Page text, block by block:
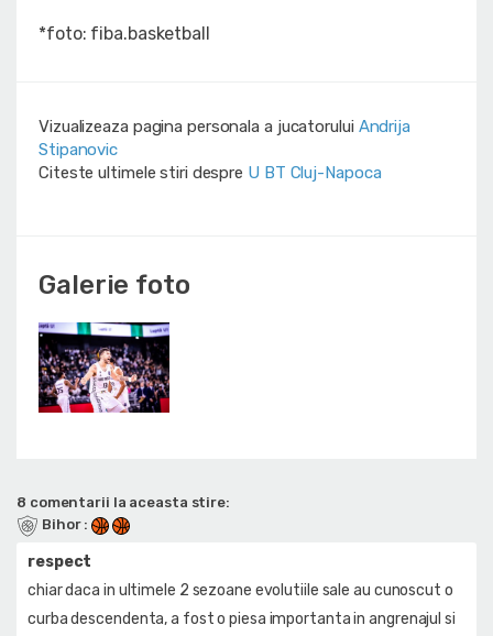
*foto: fiba.basketball
Vizualizeaza pagina personala a jucatorului Andrija
Stipanovic
Citeste ultimele stiri despre U BT Cluj-Napoca
Galerie foto
8 comentarii la aceasta stire:
Bihor :
respect
chiar daca in ultimele 2 sezoane evolutiile sale au cunoscut o
curba descendenta, a fost o piesa importanta in angrenajul si